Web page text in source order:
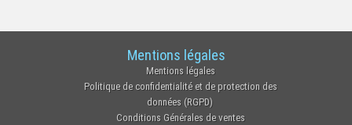
Mentions légales
Mentions légales
Politique de confidentialité et de protection des
données (RGPD)
Conditions Générales de ventes